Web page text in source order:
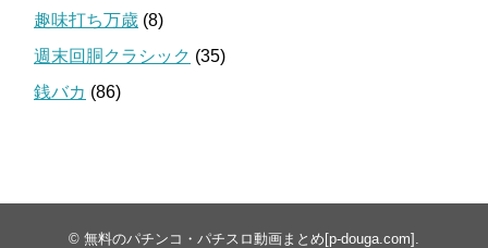
趣味打ち万歳 (8)
週末回胴クラシック (35)
銭バカ (86)
© 無料のパチンコ・パチスロ動画まとめ[p-douga.com] .